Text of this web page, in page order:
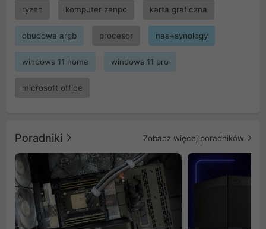
ryzen komputer zenpc karta graficzna
obudowa argb procesor nas+synology
windows 11 home windows 11 pro
microsoft office
Poradniki Zobacz więcej poradników